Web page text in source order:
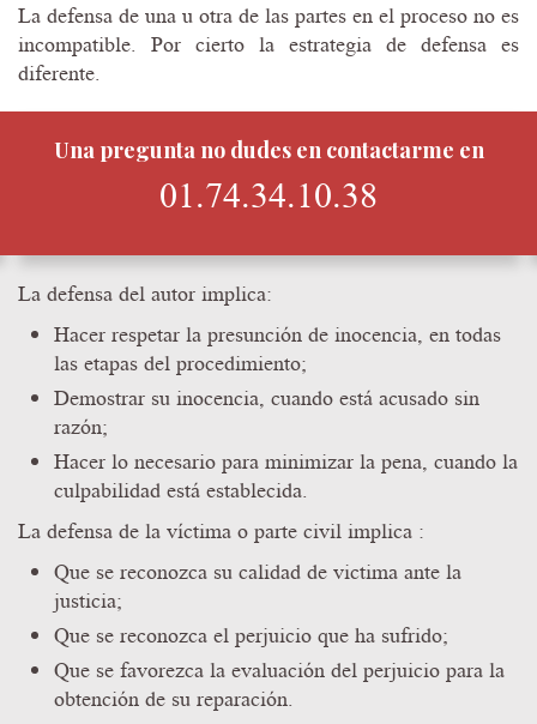
La defensa de una u otra de las partes en el proceso no es
incompatible. Por cierto la estrategia de defensa es
diferente.
Una pregunta no dudes en contactarme en
01.74.34.10.38
La defensa del autor implica:
Hacer respetar la presunción de inocencia, en todas
las etapas del procedimiento;
Demostrar su inocencia, cuando está acusado sin
razón;
Hacer lo necesario para minimizar la pena, cuando la
culpabilidad está establecida.
La defensa de la víctima o parte civil implica :
Que se reconozca su calidad de victima ante la
justicia;
Que se reconozca el perjuicio que ha sufrido;
Que se favorezca la evaluación del perjuicio para la
obtención de su reparación.